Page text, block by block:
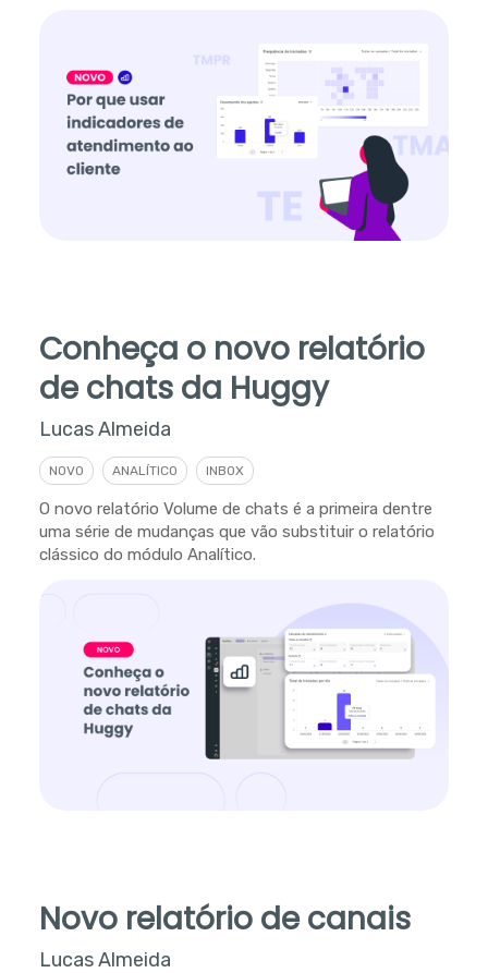
Conheça o novo relatório
de chats da Huggy
Lucas Almeida
NOVO ANALÍTICO INBOX
O novo relatório Volume de chats é a primeira dentre
uma série de mudanças que vão substituir o relatório
clássico do módulo Analítico.
Novo relatório de canais
Lucas Almeida